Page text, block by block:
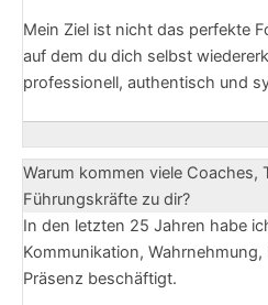
Mein Ziel ist nicht das perfekte
auf dem du dich selbst
professionell, authentisch und
Warum kommen viele Coaches,
Führungskräfte zu dir?
In den letzten 25 Jahren habe
Kommunikation,
Präsenz beschäftigt.